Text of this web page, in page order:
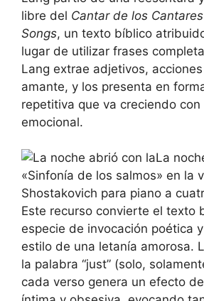
libre del Cantar de los Cantares
Songs, un texto bíblico
lugar de utilizar frases
Lang extrae adjetivos,
amante, y los presenta en
repetitiva que va creciendo
emocional.
La
«Sinfonía de los salmos» en la
Shostakovich para piano a
Este recurso convierte el texto
especie de invocación poética
estilo de una letanía amorosa.
la palabra “just” (solo,
cada verso genera un efecto